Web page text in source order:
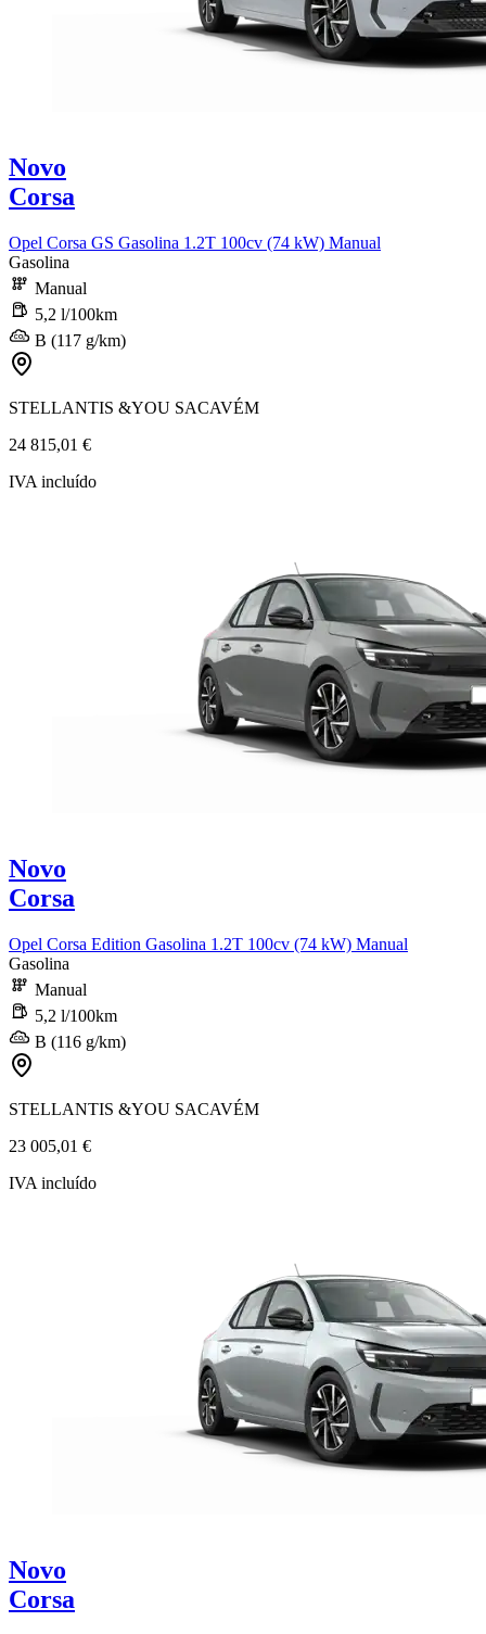
Novo
Corsa
Opel Corsa GS Gasolina 1.2T 100cv (74 kW) Manual
Gasolina
Manual
5,2 l/100km
B (117 g/km)
STELLANTIS &YOU SACAVÉM
24 815,01 €
IVA incluído
Novo
Corsa
Opel Corsa Edition Gasolina 1.2T 100cv (74 kW) Manual
Gasolina
Manual
5,2 l/100km
B (116 g/km)
STELLANTIS &YOU SACAVÉM
23 005,01 €
IVA incluído
Novo
Corsa